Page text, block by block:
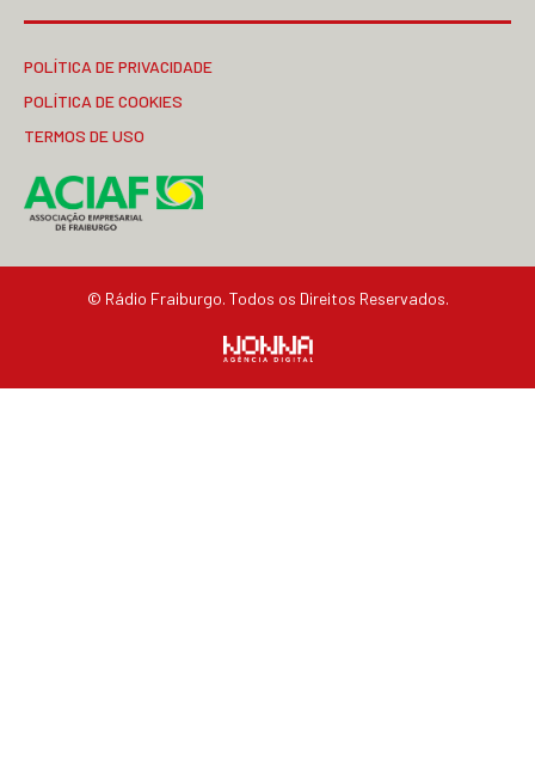
POLÍTICA DE PRIVACIDADE
POLÍTICA DE COOKIES
TERMOS DE USO
© Rádio Fraiburgo. Todos os Direitos Reservados.